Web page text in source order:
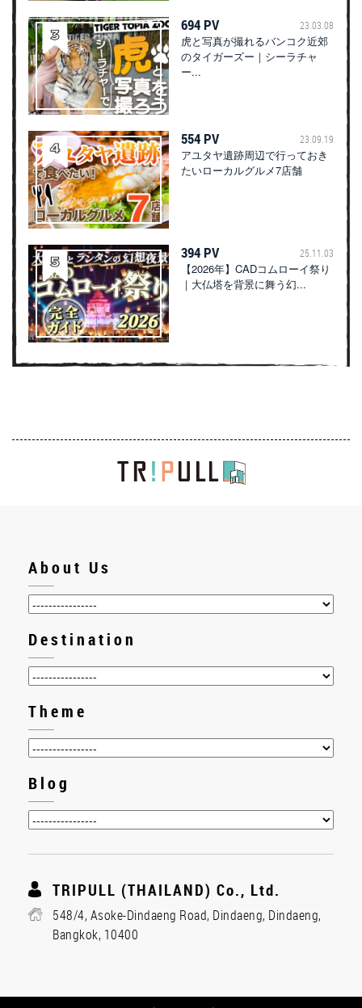
694 PV 23.03.08
虎と写真が撮れるバンコク近郊
のタイガーズー｜シーラチャ
ー...
554 PV 23.09.19
アユタヤ遺跡周辺で行っておき
たいローカルグルメ7店舗
394 PV 25.11.03
【2026年】CADコムローイ祭り
｜大仏塔を背景に舞う幻...
About Us
Destination
Theme
Blog
TRIPULL (THAILAND) Co., Ltd.
548/4, Asoke-Dindaeng Road, Dindaeng, Dindaeng,
Bangkok, 10400